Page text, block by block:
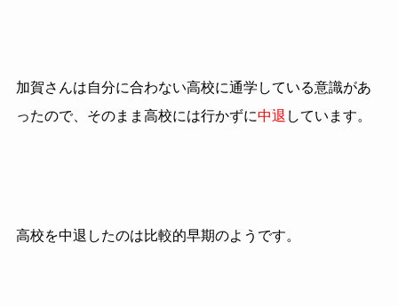
加賀さんは自分に合わない高校に通学している意識があ
ったので、そのまま高校には行かずに中退 しています。
高校を中退したのは比較的早期のようです。